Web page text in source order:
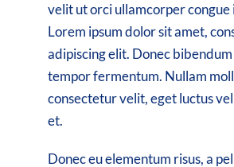
velit ut orci ullamcorper congue
Lorem ipsum dolor sit amet,
adipiscing elit. Donec
tempor fermentum. Nullam
consectetur velit, eget luctus
et.
Donec eu elementum risus, a